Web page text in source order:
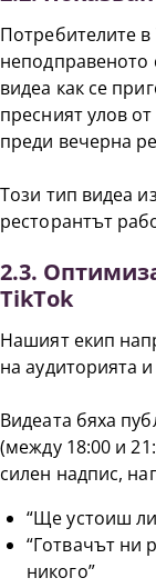
Потребителите
неподправеното
видеа как се
пресният улов
преди вечерна
Този тип видеа
ресторантът
2.3.
TikTok
Нашият екип
на аудиторията
Видеата бяха
(между 18:00 и
силен надпис,
“Ще устоиш
“Готвачът ни
никого”